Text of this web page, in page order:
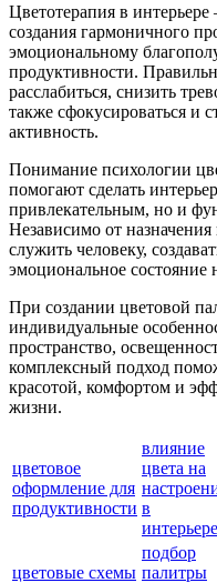
Цветотерапия в
создания гармоничного
эмоциональному
продуктивности.
расслабиться, снизить
также сфокусироваться и
активность.
Понимание психологии
помогают сделать
привлекательным, но и
Независимо от
служить человеку,
эмоциональное состояние
При создании цветовой
индивидуальные
пространство,
комплексный подход
красотой, комфортом и
жизни.
цветовое
оформление для
продуктивности
влияние
цвета на
в
интерьере
цветовые схемы
подбор
палитры